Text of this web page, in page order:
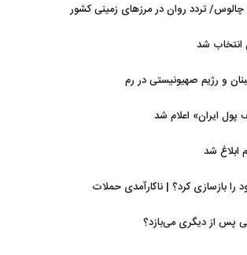
تردد روان در مرزهای زمینی کشور
انتخاب شد
و رژیم صهیونیستی در رم
ایران» اعلام شد
ابلاغ شد
بازسازی کرد؟ | ناکارآمدی حملات
پس از دیگری می‌بازد؟